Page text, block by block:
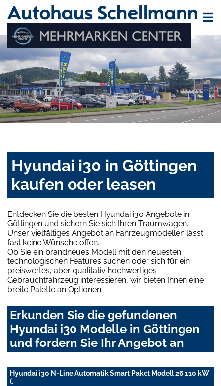
Hyundai i30 in Göttingen
kaufen oder leasen
Entdecken Sie die besten Hyundai i30 Angebote in
Göttingen und sichern Sie sich Ihren Traumwagen.
Unser vielfältiges Angebot an Fahrzeugmodellen lässt
fast keine Wünsche offen.
Ob Sie ein brandneues Modell mit den neuesten
technologischen Features suchen oder sich für ein
preiswertes, aber qualitativ hochwertiges
Gebrauchtfahrzeug interessieren, wir bieten Ihnen eine
breite Palette an Optionen.
Erkunden Sie die gefundenen
Hyundai i30 Modelle in Göttingen
und fordern Sie Ihr Angebot an
Hyundai i30 N-Line Automatik Smart Paket Modell 26 110 kW
(.